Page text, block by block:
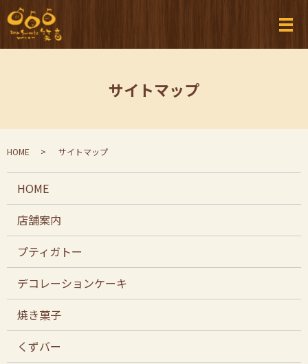
メ
サイトマップ
HOME サイトマップ
HOME
店舗案内
プティガトー
デコレーションケーキ
焼き菓子
くずバー